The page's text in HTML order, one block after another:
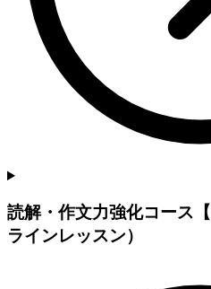
読解・作文力強化コース
ラインレッスン）